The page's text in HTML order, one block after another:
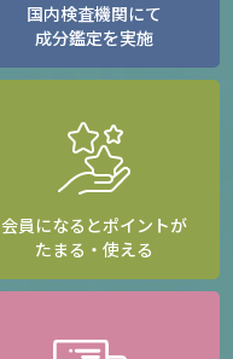
国内検査機関にて
成分鑑定を実施
会員になるとポイントが
たまる・使える